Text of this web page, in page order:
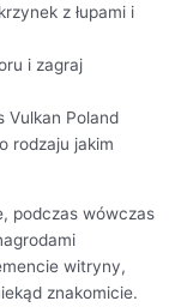
z łupami i
i zagraj
Vulkan Poland
rodzaju jakim
podczas wówczas
witryny,
znakomicie.